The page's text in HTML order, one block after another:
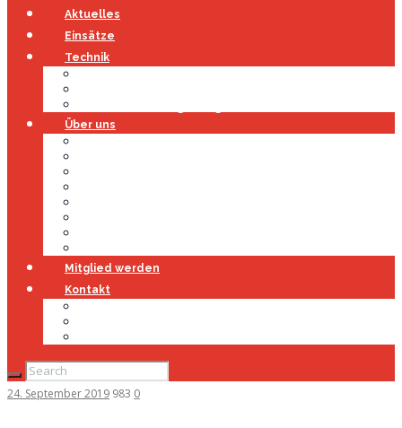
Aktuelles
Einsätze
Technik
Über uns
Mitglied werden
Kontakt
24. September 2019 983 0